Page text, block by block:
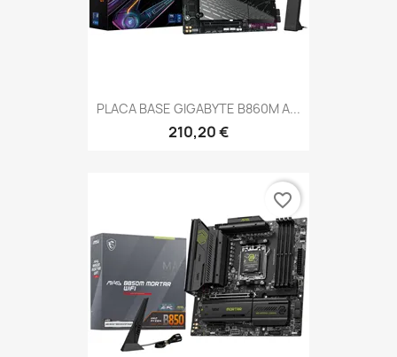
PLACA BASE GIGABYTE B860M A...
210,20 €
favorite_border